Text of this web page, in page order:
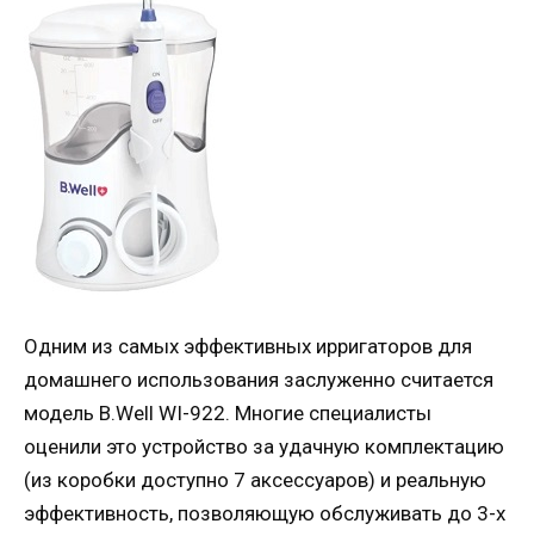
Одним из самых эффективных ирригаторов для
домашнего использования заслуженно считается
модель B.Well WI-922. Многие специалисты
оценили это устройство за удачную комплектацию
(из коробки доступно 7 аксессуаров) и реальную
эффективность, позволяющую обслуживать до 3-х